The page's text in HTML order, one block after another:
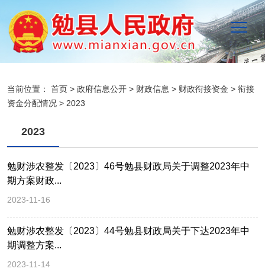
当前位置： 首页 > 政府信息公开 > 财政信息 > 财政衔接资金 > 衔接
资金分配情况 > 2023
2023
勉财涉农整发〔2023〕46号勉县财政局关于调整2023年中
期方案财政...
2023-11-16
勉财涉农整发〔2023〕44号勉县财政局关于下达2023年中
期调整方案...
2023-11-14